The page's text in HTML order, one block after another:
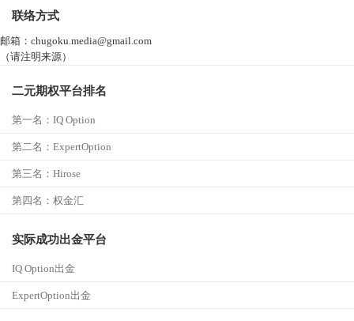
联络方式
邮箱：chugoku.media@gmail.com
（请注明来源）
二元期权平台排名
第一名： IQ Option
第二名：ExpertOption
第三名： Hirose
第四名： 权金汇
实际成功出金平台
IQ Option出金
ExpertOption出金